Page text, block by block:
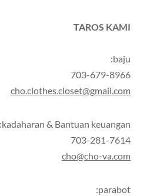
TAROS KAMI
baju:
703-679-8966
cho.clothes.closet@gmail.com
kadaharan & Bantuan keuangan:
703-281-7614
cho@cho-va.com
parabot: